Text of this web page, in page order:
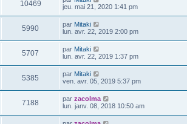
e
s
s
a
g
e
i
e
r
m
e
s
s
a
g
e
10469V
u
e
i
e
r
m
e
s
s
a
g
e
jeu. mai 21, 2020 1:41 pm
5990V
u
D
e
i
e
r
m
e
s
s
a
g
e
par Mitaki
lun. avr. 22, 2019 2:00 pm
5707
u
D
e
i
e
r
m
e
s
s
par Mitaki
lun. avr. 22, 2019 1:37 pm
5385
u
D
e
i
e
r
par Mitaki
ven. avr. 05, 2019 5:37 pm
7188
u
D
e
par zacolma
lun. janv. 08, 2018 10:50 am